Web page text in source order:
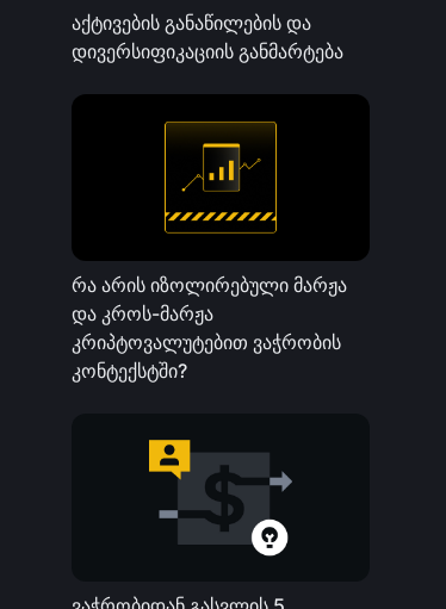
აქტივების განაწილების და
დივერსიფიკაციის განმარტება
რა არის იზოლირებული მარჟა
და კროს-მარჟა
კრიპტოვალუტებით ვაჭრობის
კონტექსტში?